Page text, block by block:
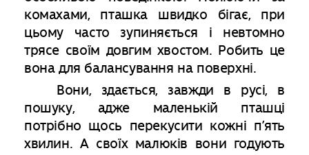
комахами, пташка швидко бігає, при
цьому часто зупиняється і невтомно
трясе своїм довгим хвостом. Робить це
вона для балансування на поверхні.
Вони, здається, завжди в русі, в
пошуку, адже маленькій пташці
потрібно щось перекусити кожні п’ять
хвилин. А своїх малюків вони годують